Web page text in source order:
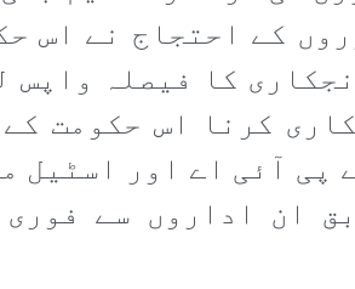
کے احتجاج نے اس
کا فیصلہ واپس
کرنا اس حکومت
پی آئی اے اور اسٹیل
ان اداروں سے